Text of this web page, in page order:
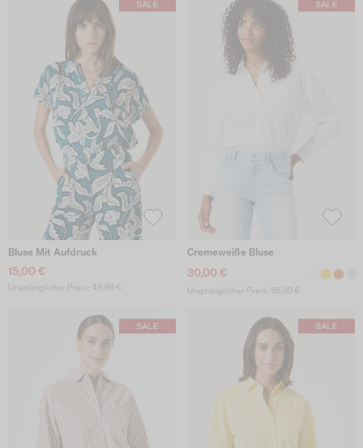
Bluse Mit Aufdruck
15,00 €
Ursprünglicher Preis: 49,99 €
Cremeweiße Bluse
30,00 €
Ursprünglicher Preis: 59,99 €